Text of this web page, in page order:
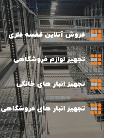
فروش آنلاین قفسه فلزی
تجهیز لوازم فروشگاهی
تجهیز انبار های خانگی
تجهیز انبار های فروشگاهی